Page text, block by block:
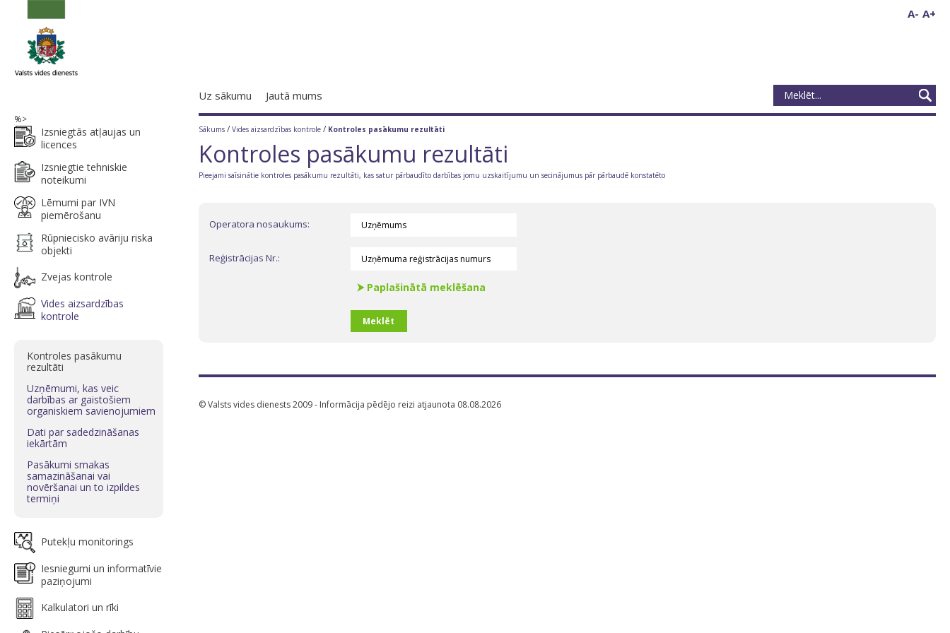
A- A+
Uz sākumu Jautā mums
%>
Izsniegtās atļaujas un
licences
Izsniegtie tehniskie
noteikumi
Lēmumi par IVN
piemērošanu
Rūpniecisko avāriju riska
objekti
Zvejas kontrole
Vides aizsardzības
kontrole
Kontroles pasākumu
rezultāti
Uzņēmumi, kas veic
darbības ar gaistošiem
organiskiem savienojumiem
Dati par sadedzināšanas
iekārtām
Pasākumi smakas
samazināšanai vai
novēršanai un to izpildes
termiņi
Putekļu monitorings
Iesniegumi un informatīvie
paziņojumi
Kalkulatori un rīki
Sākums/ Vides aizsardzības kontrole/ Kontroles pasākumu rezultāti
Kontroles pasākumu rezultāti
Pieejami saīsinātie kontroles pasākumu rezultāti, kas satur pārbaudīto darbības jomu uzskaitījumu un secinājumus pār pārbaudē konstatēto
Operatora nosaukums:
Reģistrācijas Nr.:
⮞ Paplašinātā meklēšana
Meklēt
© Valsts vides dienests 2009 - Informācija pēdējo reizi atjaunota 08.08.2026